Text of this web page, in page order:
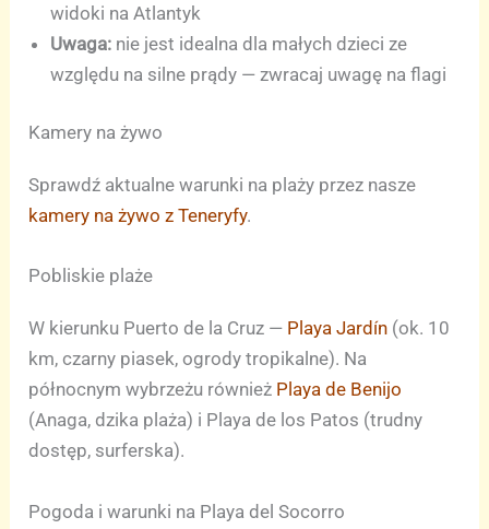
widoki na Atlantyk
Uwaga: nie jest idealna dla małych dzieci ze
względu na silne prądy — zwracaj uwagę na flagi
Kamery na żywo
Sprawdź aktualne warunki na plaży przez nasze
kamery na żywo z Teneryfy.
Pobliskie plaże
W kierunku Puerto de la Cruz — Playa Jardín (ok. 10
km, czarny piasek, ogrody tropikalne). Na
północnym wybrzeżu również Playa de Benijo
(Anaga, dzika plaża) i Playa de los Patos (trudny
dostęp, surferska).
Pogoda i warunki na Playa del Socorro